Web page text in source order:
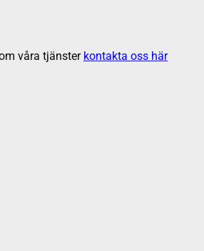
våra tjänster kontakta oss här